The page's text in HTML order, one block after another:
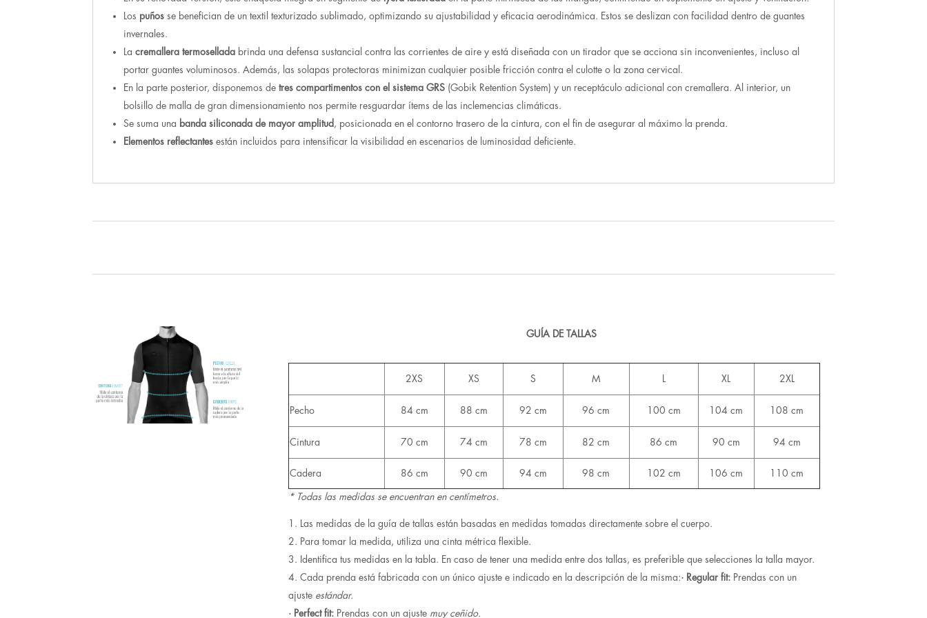
Los puños se benefician de un textil texturizado sublimado, optimizando su ajustabilidad y eficacia aerodinámica. Estos se deslizan con facilidad dentro de guantes
invernales.
Lacremallera termosellada brinda una defensa sustancial contra las corrientes de aire y está diseñada con un tirador que se acciona sin inconvenientes, incluso al
portar guantes voluminosos. Además, las solapas protectoras minimizan cualquier posible fricción contra el culotte o la zona cervical.
En la parte posterior, disponemos detres compartimentos con el sistema GRS (Gobik Retention System) y un receptáculo adicional con cremallera. Al interior, un
bolsillo de malla de gran dimensionamiento nos permite resguardar ítems de las inclemencias climáticas.
Se suma una banda siliconada de mayor amplitud , posicionada en el contorno trasero de la cintura, con el fin de asegurar al máximo la prenda.
Elementos reflectantes están incluidos para intensificar la visibilidad en escenarios de luminosidad deficiente.
GUÍA DE TALLAS
2XS XS S M XL 2XL
Pecho 84 cm 88 cm 92 cm 96 cm 100 cm 104 cm 108 cm
Cintura 70 cm 74 cm 78 cm 82 cm 86 cm 90 cm 94 cm
Cadera 86 cm 90 cm 94 cm 98 cm 102 cm 106 cm 110 cm
* Todas las medidas se encuentran en centímetros.
Las medidas de la guía de tallas están basadas en medidas tomadas directamente sobre el cuerpo.
Para tomar la medida, utiliza una cinta métrica flexible.
Identifica tus medidas en la tabla. En caso de tener una medida entre dos tallas, es preferible que selecciones la talla mayor.
Cada prenda está fabricada con un único ajuste e indicado en la descripción de la misma:· Regular fit: Prendas con un
ajuste estándar.
· Perfect fit: Prendas con un ajuste muy ceñido.